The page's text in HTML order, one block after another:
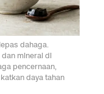
dahaga.
mineral di
pencernaan,
daya tahan